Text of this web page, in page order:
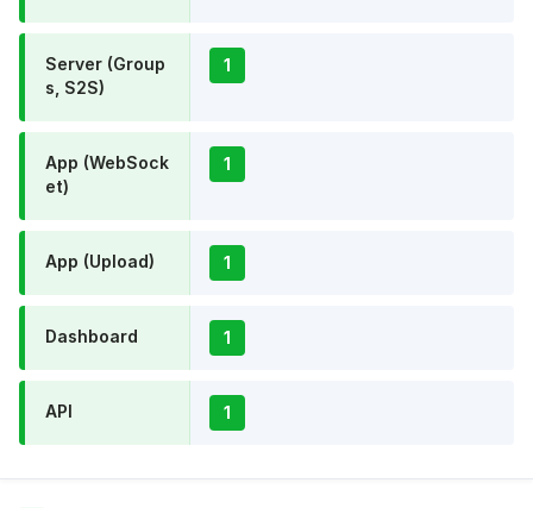
Server (Group
s, S2S)
1
App (WebSock
et)
1
App (Upload) 1
Dashboard 1
API 1